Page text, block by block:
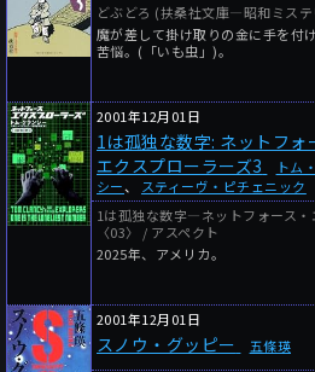
どぶどろ (扶桑社文庫―昭和ミス
魔が差して掛け取りの金に手を付
苦悩。(「いも虫」)。
2001年12月01日
1は孤独な数字: ネットフォ
エクスプローラーズ3
トム
シー、 スティーヴ・ピチェニック
1は孤独な数字―ネットフォース
〈03〉 / アスペクト
2025年、アメリカ。
2001年12月01日
スノウ・グッピー 五條瑛